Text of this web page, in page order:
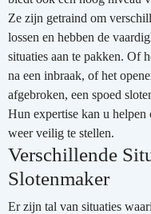
Ze zijn getraind om
lossen en hebben de
situaties aan te pakken. Of
na een inbraak, of het
afgebroken, een spoed
Hun expertise kan u
weer veilig te stellen.
Verschillende
Slotenmaker
Er zijn tal van situaties